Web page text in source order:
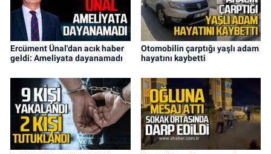
Ercüment Ünal'dan acık haber
geldi: Ameliyata dayanamadı
Otomobilin çarptığı yaşlı adam
hayatını kaybetti